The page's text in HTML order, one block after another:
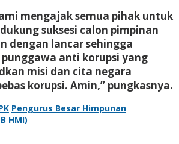
mengajak semua pihak untuk
suksesi calon pimpinan
dengan lancar sehingga
anti korupsi yang
misi dan cita negara
korupsi. Amin,” pungkasnya.
Pengurus Besar Himpunan
HMI)